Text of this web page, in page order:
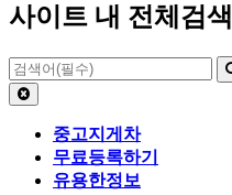
사이트 내 전체검색
중고지게차
무료등록하기
유용한정보